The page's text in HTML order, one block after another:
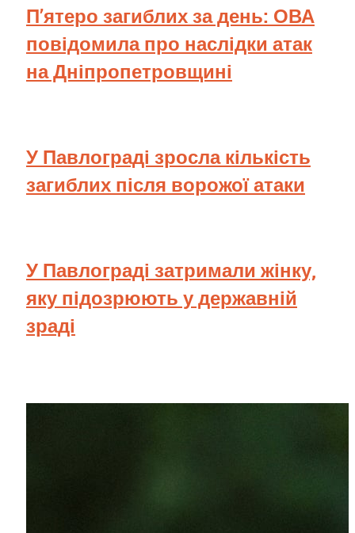
П’ятеро загиблих за день: ОВА
повідомила про наслідки атак
на Дніпропетровщині
У Павлограді зросла кількість
загиблих після ворожої атаки
У Павлограді затримали жінку,
яку підозрюють у державній
зраді